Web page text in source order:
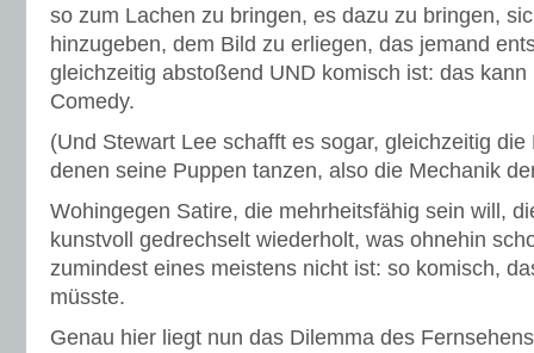
so zum Lachen zu bringen, es dazu zu bringen,
hinzugeben, dem Bild zu erliegen, das jemand
gleichzeitig abstoßend UND komisch ist: das
Comedy.
(Und Stewart Lee schafft es sogar, gleichzeitig
denen seine Puppen tanzen, also die Mechanik
Wohingegen Satire, die mehrheitsfähig sein will,
kunstvoll gedrechselt wiederholt, was ohnehin
zumindest eines meistens nicht ist: so komisch,
müsste.
Genau hier liegt nun das Dilemma des